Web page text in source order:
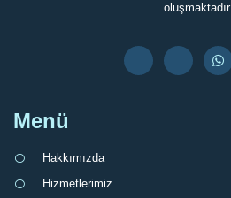
oluşmaktadır.
Menü
Hakkımızda
Hizmetlerimiz